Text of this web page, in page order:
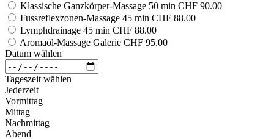
Klassische Ganzkörper-Massage 50 min CHF 90.00
Fussreflexzonen-Massage 45 min CHF 88.00
Lymphdrainage 45 min CHF 88.00
Aromaöl-Massage Galerie CHF 95.00
Datum wählen
Tageszeit wählen
Jederzeit
Vormittag
Mittag
Nachmittag
Abend